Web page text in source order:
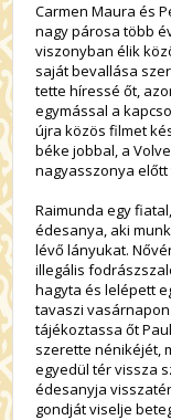
Carmen Maura és
nagy párosa több
viszonyban élik
saját bevallása
tette híressé őt,
egymással a
újra közös filmet
béke jobbal, a
nagyasszonya
Raimunda egy
édesanya, aki
lévő lányukat.
illegális
hagyta és lelépett
tavaszi
tájékoztassa őt
szerette nénikéjét,
egyedül tér vissza
édesanyja
gondját viselje